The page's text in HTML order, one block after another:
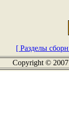
[ Разделы
Copyright ©